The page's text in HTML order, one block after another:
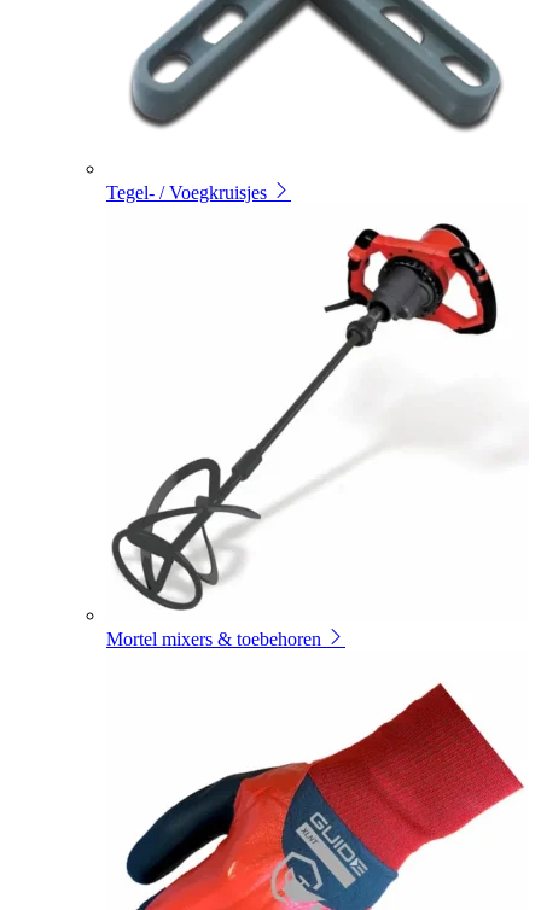
Tegel- / Voegkruisjes
Mortel mixers & toebehoren